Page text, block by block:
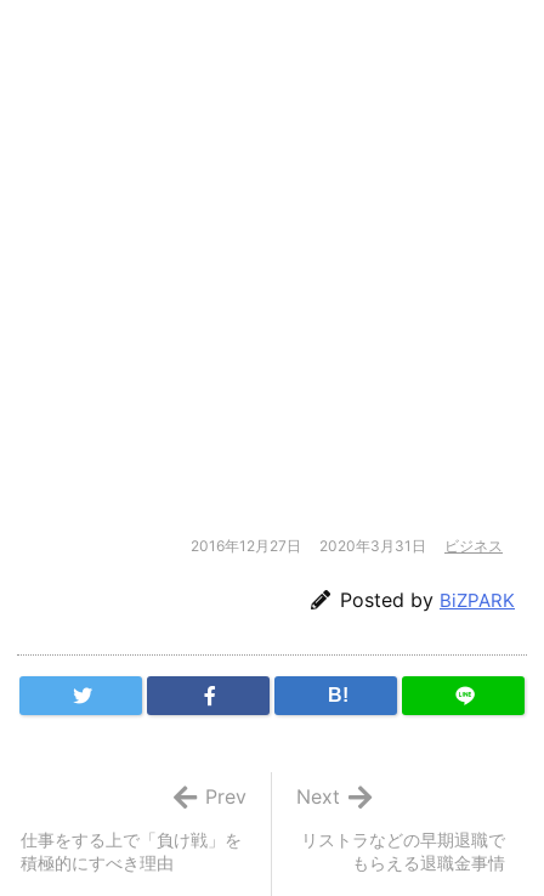
2016年12月27日 2020年3月31日 ビジネス
Posted by BiZPARK
B!
リストラなどの早期退職で
もらえる退職金事情
Next
仕事をする上で「負け戦」を
積極的にすべき理由
Prev